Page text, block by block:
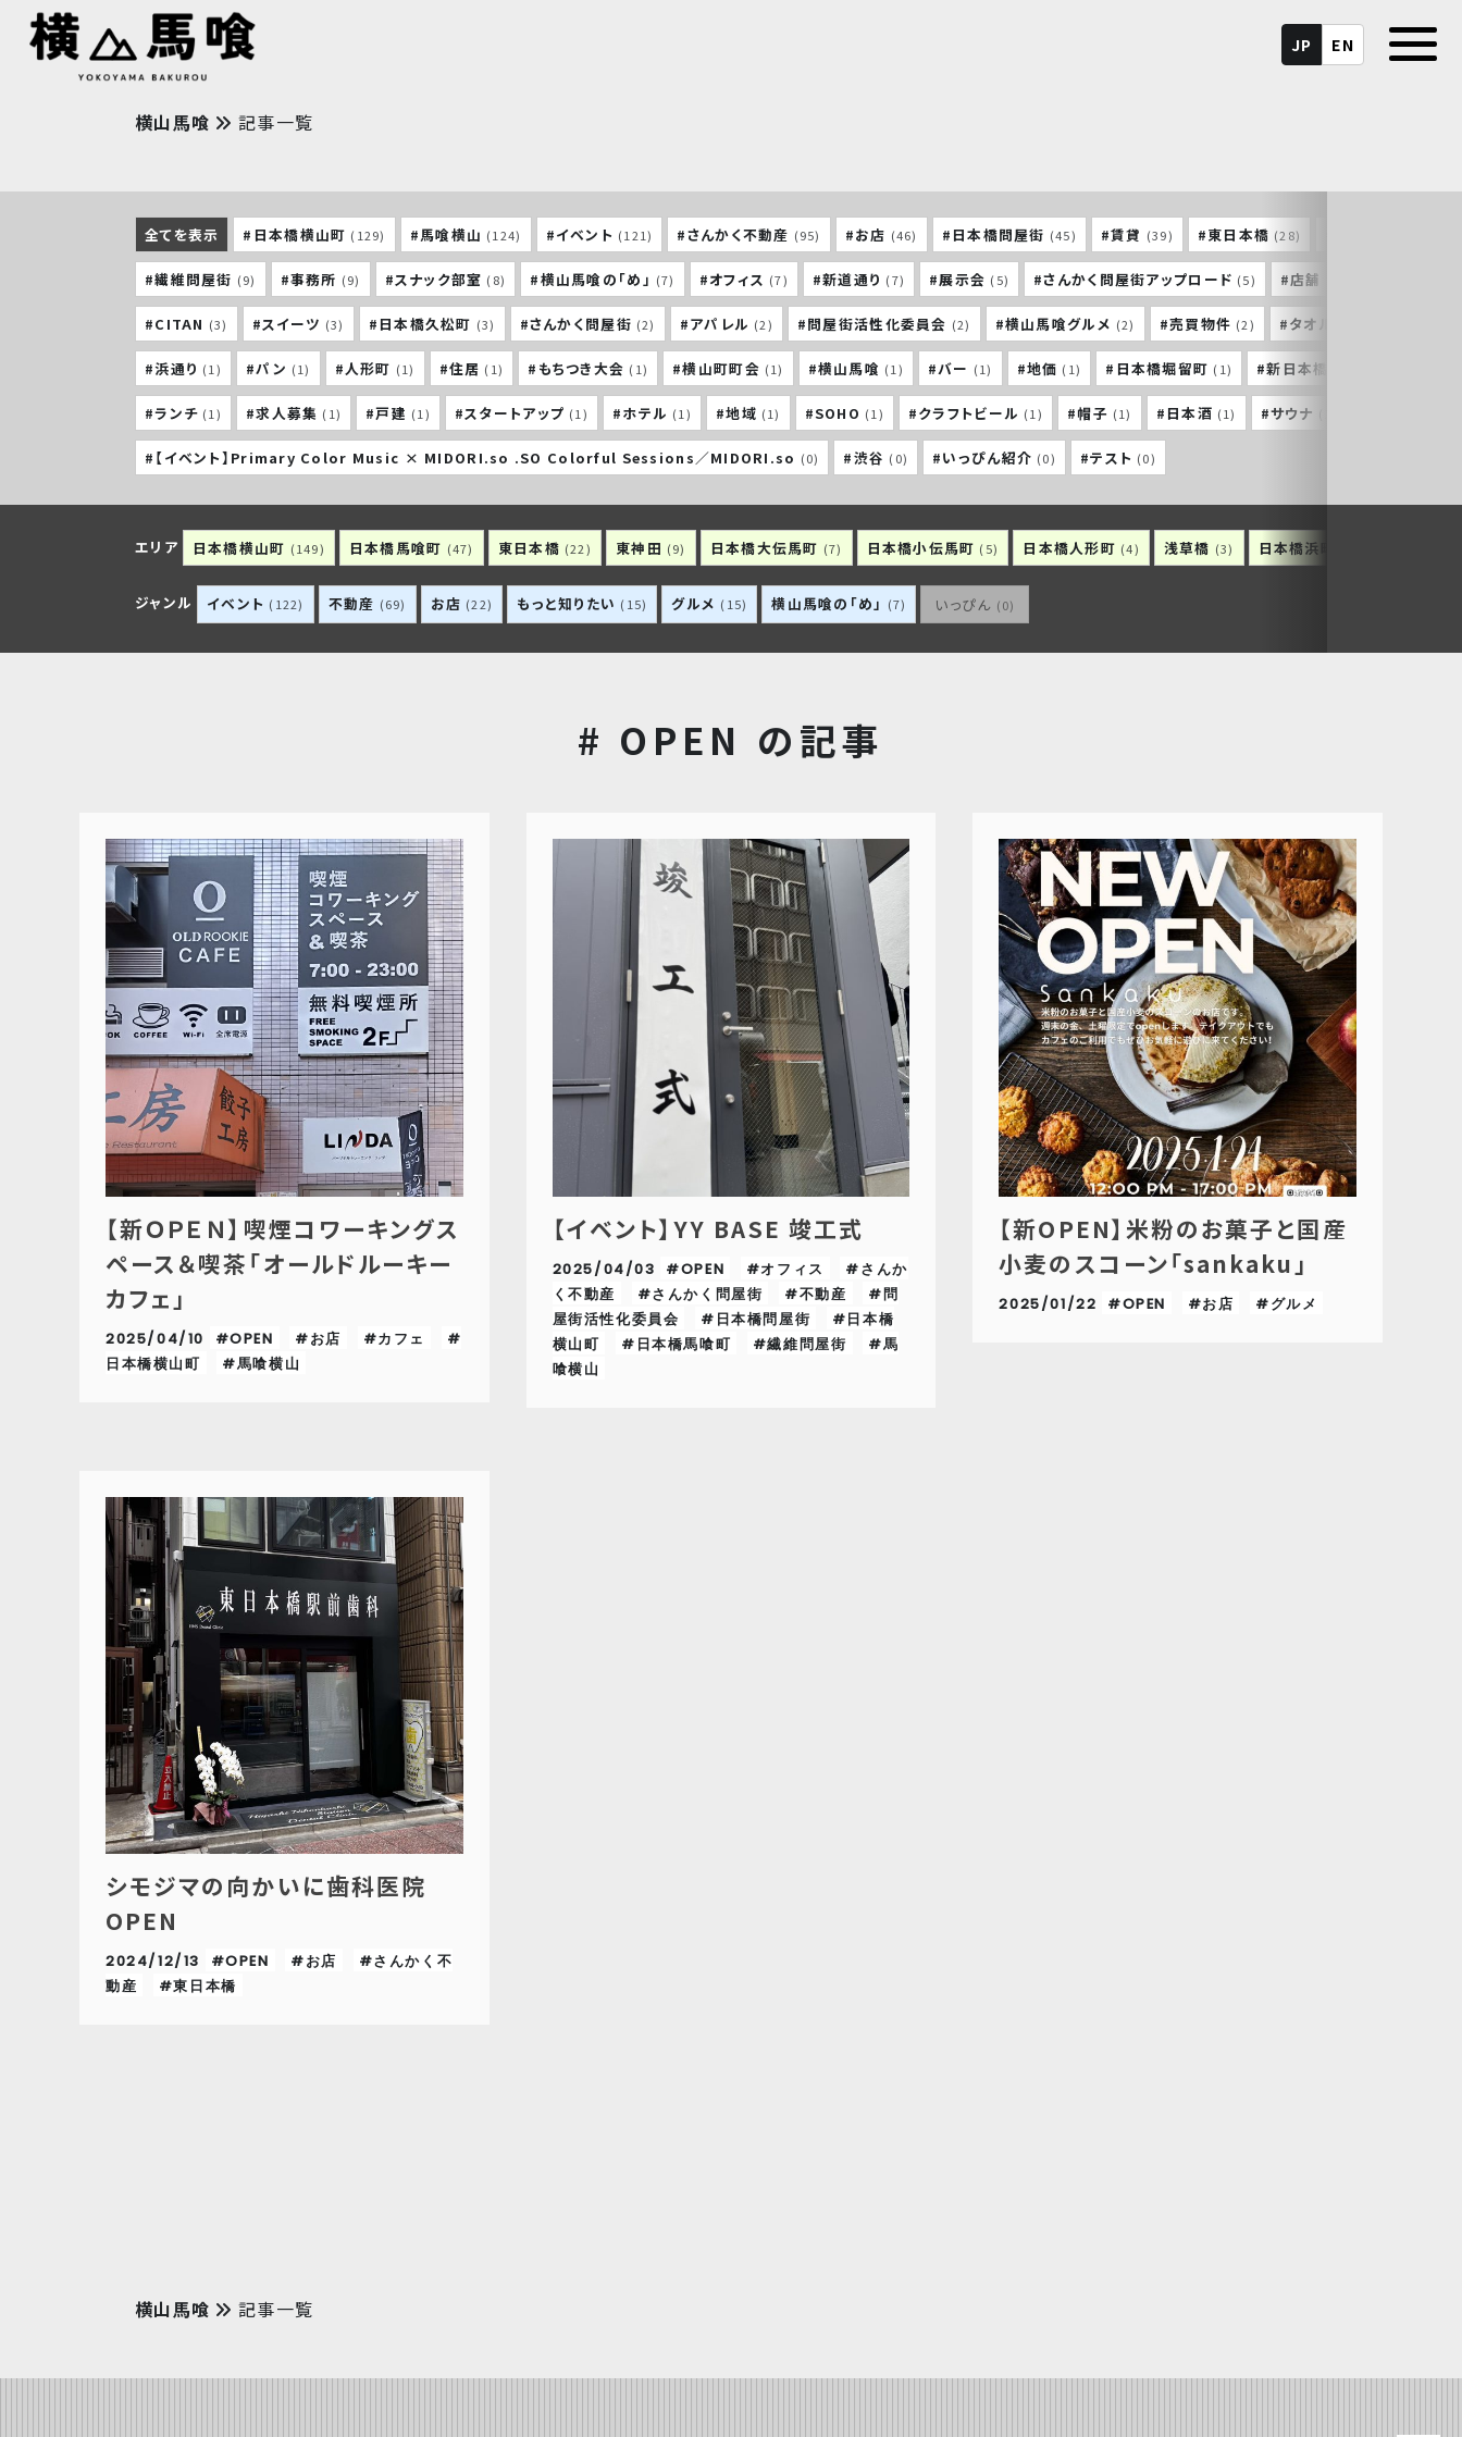
JP EN
横山馬喰 記事一覧
全てを表示 #日本橋横山町 (129) #馬喰横山 (124) #イベント (121) #さんかく不動産 (95) #お店 (46) #日本橋問屋街 (45) #賃貸 (39) #東日本橋 (28)
#繊維問屋街 (9) #事務所 (9) #スナック部室 (8) #横山馬喰の「め」 (7) #オフィス (7) #新道通り (7) #展示会 (5) #さんかく問屋街アップロード (5) #店舗
#CITAN (3) #スイーツ (3) #日本橋久松町 (3) #さんかく問屋街 (2) #アパレル (2) #問屋街活性化委員会 (2) #横山馬喰グルメ (2) #売買物件 (2) #タオル
#浜通り (1) #パン (1) #人形町 (1) #住居 (1) #もちつき大会 (1) #横山町町会 (1) #横山馬喰 (1) #バー (1) #地価 (1) #日本橋堀留町 (1) #新日本橋
#ランチ (1) #求人募集 (1) #戸建 (1) #スタートアップ (1) #ホテル (1) #地域 (1) #SOHO (1) #クラフトビール (1) #帽子 (1) #日本酒 (1) #サウナ
#【イベント】Primary Color Music × MIDORI.so .SO Colorful Sessions／MIDORI.so (0) #渋谷 (0) #いっぴん紹介 (0) #テスト (0)
エリア 日本橋横山町 (149) 日本橋馬喰町 (47) 東日本橋 (22) 東神田 (9) 日本橋大伝馬町 (7) 日本橋小伝馬町 (5) 日本橋人形町 (4) 浅草橋 (3) 日本橋浜町
ジャンル イベント (122) 不動産 (69) お店 (22) もっと知りたい (15) グルメ (15) 横山馬喰の「め」 (7) いっぴん (0)
# OPEN の記事
【新ＯＰＥＮ】喫煙コワーキングス
ペース＆喫茶「オールドルーキー
カフェ」
2025/04/10 #OPEN #お店 #カフェ
#
日本橋横山町
#馬喰横山
【イベント】YY BASE 竣工式
2025/04/03 #OPEN #オフィス
#さんか
く不動産
#さんかく問屋街 #不動産
#問
屋街活性化委員会
#日本橋問屋街
#日本橋
横山町
#日本橋馬喰町 #繊維問屋街
#馬
喰横山
【新OPEN】米粉のお菓子と国産
小麦のスコーン「sankaku」
2025/01/22 #OPEN #お店 #グルメ
シモジマの向かいに歯科医院
OPEN
2024/12/13 #OPEN #お店
#さんかく不
動産
#東日本橋
横山馬喰 記事一覧